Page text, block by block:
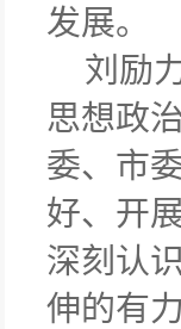
发展。
刘励力
思想政
委、市
好、开
深刻认
伸的有